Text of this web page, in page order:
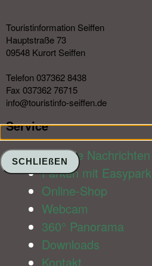
Touristinformation Seiffen
Hauptstraße 73
09548 Kurort Seiffen
Telefon 037362 8438
Fax 037362 76715
info@touristinfo-seiffen.de
Service​
Aktuelle Nachrichten
Parken mit Easypark
Online-Shop
Webcam
360° Panorama
Downloads
Kontakt
SCHLIEßEN